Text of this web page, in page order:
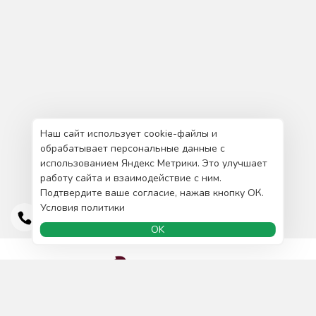
Наш сайт использует cookie-файлы и
обрабатывает персональные данные с
использованием Яндекс Метрики. Это улучшает
работу сайта и взаимодействие с ним.
Подтвердите ваше согласие, нажав кнопку ОК.
Условия политики
OK